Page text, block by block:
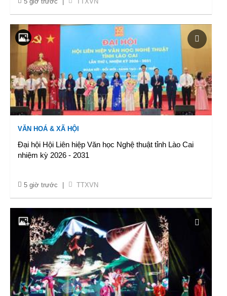
VĂN HOÁ & XÃ HỘI
Đại hội Hội Liên hiệp Văn học Nghệ thuật tỉnh Lào Cai
nhiệm kỳ 2026 - 2031
5 giờ trước TTXVN